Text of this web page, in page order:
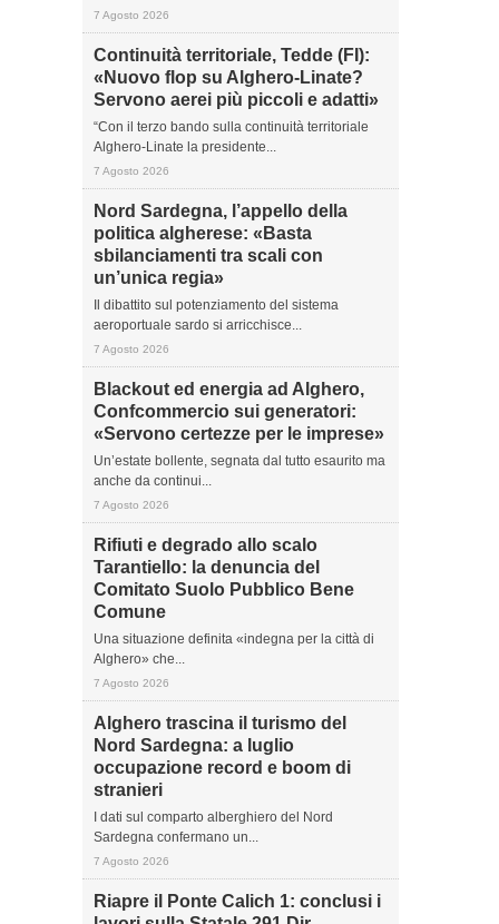
7 Agosto 2026
Continuità territoriale, Tedde (FI):
«Nuovo flop su Alghero-Linate?
Servono aerei più piccoli e adatti»
“Con il terzo bando sulla continuità territoriale
Alghero-Linate la presidente...
7 Agosto 2026
Nord Sardegna, l’appello della
politica algherese: «Basta
sbilanciamenti tra scali con
un’unica regia»
Il dibattito sul potenziamento del sistema
aeroportuale sardo si arricchisce...
7 Agosto 2026
Blackout ed energia ad Alghero,
Confcommercio sui generatori:
«Servono certezze per le imprese»
Un’estate bollente, segnata dal tutto esaurito ma
anche da continui...
7 Agosto 2026
Rifiuti e degrado allo scalo
Tarantiello: la denuncia del
Comitato Suolo Pubblico Bene
Comune
Una situazione definita «indegna per la città di
Alghero» che...
7 Agosto 2026
Alghero trascina il turismo del
Nord Sardegna: a luglio
occupazione record e boom di
stranieri
I dati sul comparto alberghiero del Nord
Sardegna confermano un...
7 Agosto 2026
Riapre il Ponte Calich 1: conclusi i